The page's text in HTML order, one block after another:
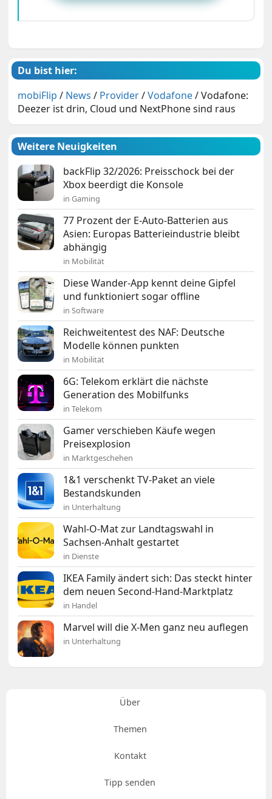
Du bist hier:
mobiFlip / News / Provider/Vodafone/Vodafone:
Deezer ist drin, Cloud und NextPhone sind raus
Weitere Neuigkeiten
backFlip 32/2026: Preisschock bei der
Xbox beerdigt die Konsole
in Gaming
77 Prozent der E-Auto-Batterien aus
Asien: Europas Batterieindustrie bleibt
abhängig
in Mobilität
Diese Wander-App kennt deine Gipfel
und funktioniert sogar offline
in Software
Reichweitentest des NAF: Deutsche
Modelle können punkten
in Mobilität
6G: Telekom erklärt die nächste
Generation des Mobilfunks
in Telekom
Gamer verschieben Käufe wegen
Preisexplosion
in Marktgeschehen
1&1 verschenkt TV-Paket an viele
Bestandskunden
in Unterhaltung
Wahl-O-Mat zur Landtagswahl in
Sachsen-Anhalt gestartet
in Dienste
IKEA Family ändert sich: Das steckt hinter
dem neuen Second-Hand-Marktplatz
in Handel
Marvel will die X-Men ganz neu auflegen
in Unterhaltung
Über
Themen
Kontakt
Tipp senden